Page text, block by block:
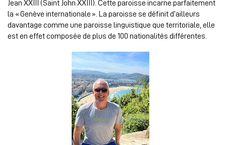
Jean XXIII (Saint John XXIII). Cette paroisse incarne parfaitement
la « Genève internationale ». La paroisse se définit d’ailleurs
davantage comme une paroisse linguistique que territoriale, elle
est en effet composée de plus de 100 nationalités différentes.